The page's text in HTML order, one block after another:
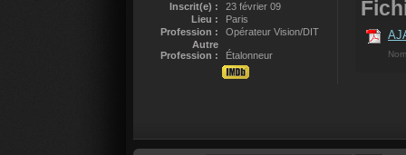
Inscrit(e) :
23 février 09
Lieu :
Paris
Profession :
Opérateur Vision/DIT
Autre
Profession :
Étalonneur